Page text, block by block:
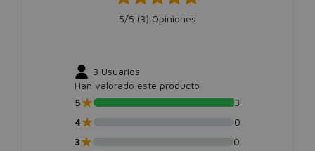
5/5 (3) Opiniones
3 Usuarios
Han valorado este producto
5★
3
4★
0
3★
0